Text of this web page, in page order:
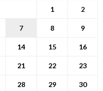
1 2
7 8 9
14 15 16
21 22 23
28 29 30